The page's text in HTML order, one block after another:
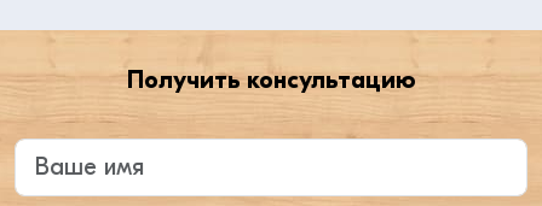
Получить консультацию
Введите ваше имя